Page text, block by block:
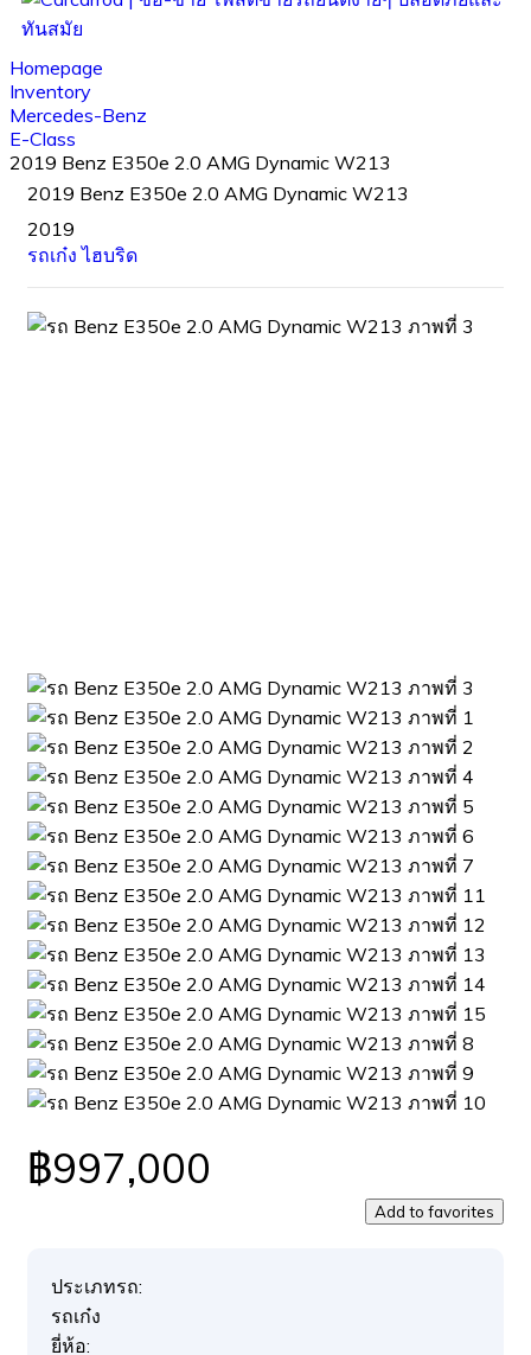
Homepage
Inventory
Mercedes-Benz
E-Class
2019 Benz E350e 2.0 AMG Dynamic W213
2019 Benz E350e 2.0 AMG Dynamic W213
2019
รถเก๋งไฮบริด
฿997,000
Add to favorites
ประเภทรถ:
รถเก๋ง
ยี่ห้อ: